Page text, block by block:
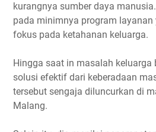
kurangnya sumber daya
pada minimnya program layanan
fokus pada ketahanan keluarga.
Hingga saat in masalah keluarga
solusi efektif dari keberadaan
tersebut sengaja diluncurkan di
Malang.